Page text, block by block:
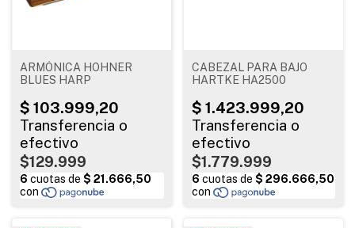
ARMÓNICA HOHNER
BLUES HARP
$129.999
CABEZAL PARA BAJO
HARTKE HA2500
$1.779.999